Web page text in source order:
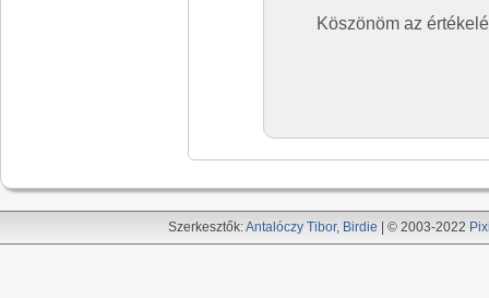
Köszönöm az
Szerkesztők:Antalóczy Tibor, Birdie | © 2003-2022